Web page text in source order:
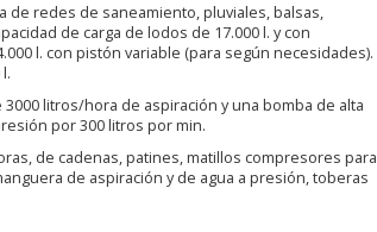
de redes de saneamiento, pluviales, balsas,
de carga de lodos de 17.000 l. y con
l. con pistón variable (para según necesidades).
litros/hora de aspiración y una bomba de alta
por 300 litros por min.
de cadenas, patines, matillos compresores para
de aspiración y de agua a presión, toberas